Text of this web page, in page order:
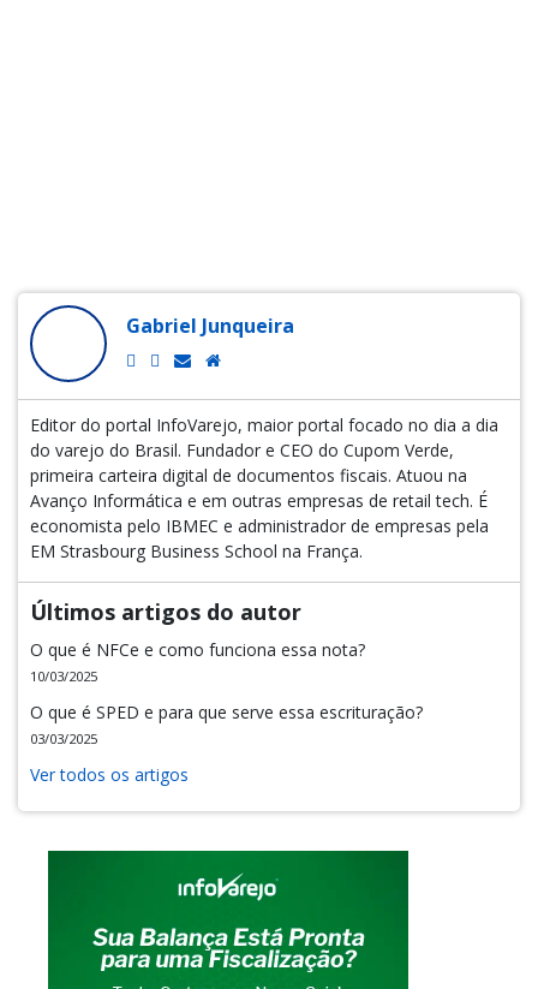
Gabriel Junqueira
Editor do portal InfoVarejo, maior portal focado no dia a dia
do varejo do Brasil. Fundador e CEO do Cupom Verde,
primeira carteira digital de documentos fiscais. Atuou na
Avanço Informática e em outras empresas de retail tech. É
economista pelo IBMEC e administrador de empresas pela
EM Strasbourg Business School na França.
Últimos artigos do autor
O que é NFCe e como funciona essa nota?
10/03/2025
O que é SPED e para que serve essa escrituração?
03/03/2025
Ver todos os artigos